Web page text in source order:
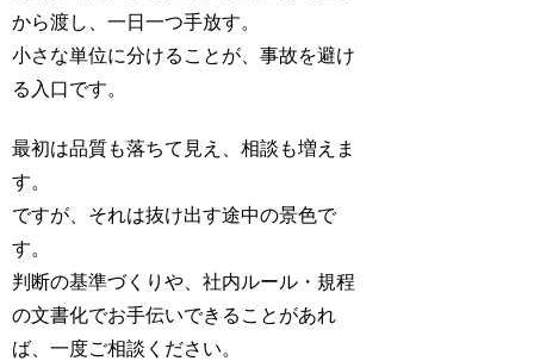
から渡し、一日一つ手放す。
小さな単位に分けることが、事故を避け
る入口です。
最初は品質も落ちて見え、相談も増えま
す。
ですが、それは抜け出す途中の景色で
す。
判断の基準づくりや、社内ルール・規程
の文書化でお手伝いできることがあれ
ば、一度ご相談ください。